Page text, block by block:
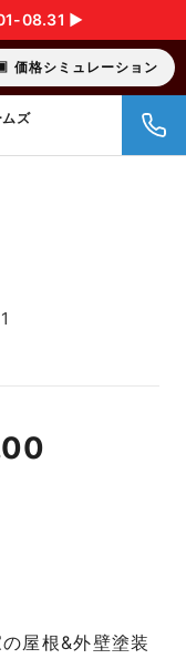
08.31 ▶︎
価格シミュレーション
ズ
屋根&外壁塗装